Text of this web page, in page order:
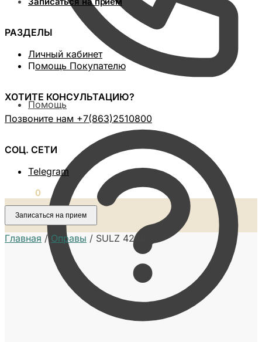
Помощь
РАЗДЕЛЫ
Личный кабинет
Помощь Покупателю
ХОТИТЕ КОНСУЛЬТАЦИЮ?
Позвоните нам ‪+7(863)2510800
СОЦ. СЕТИ
Telegram
0
Записаться на прием
Главная / Оправы / SULZ 4286